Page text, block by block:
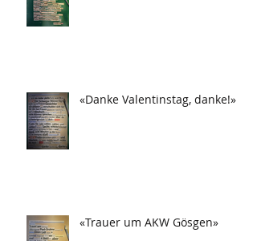
«Danke Valentinstag, danke!»
«Trauer um AKW Gösgen»